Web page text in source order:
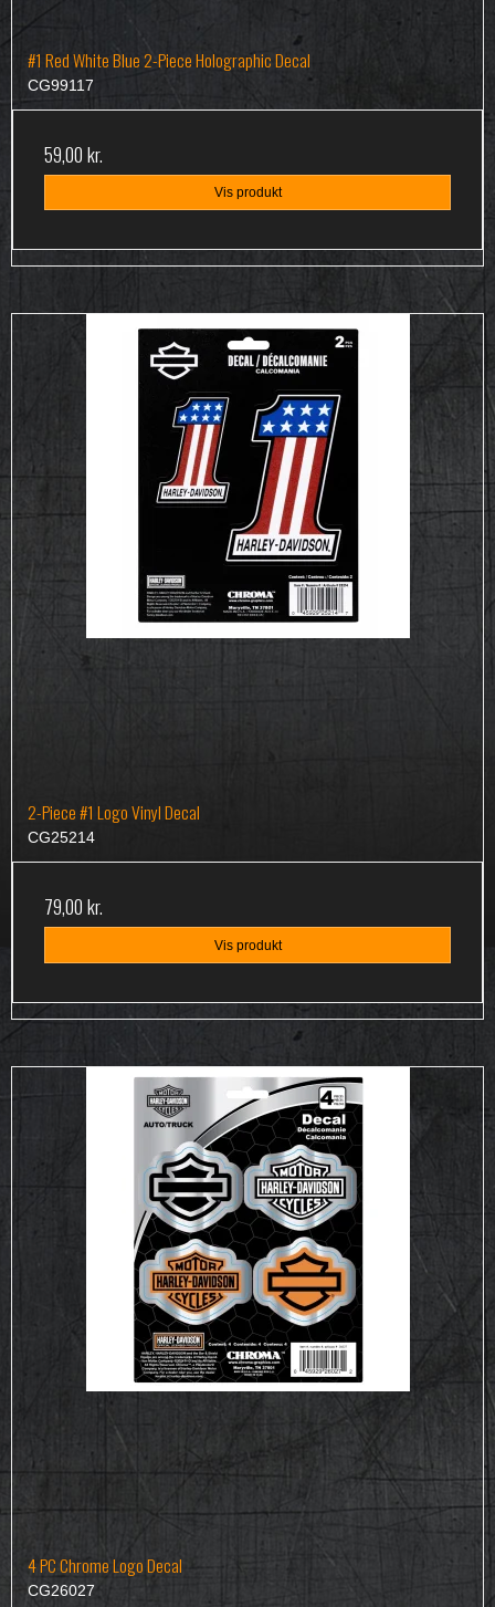
#1 Red White Blue 2-Piece Holographic Decal
CG99117
59,00 kr.
Vis produkt
2-Piece #1 Logo Vinyl Decal
CG25214
79,00 kr.
Vis produkt
4 PC Chrome Logo Decal
CG26027